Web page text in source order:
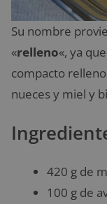
Su nombre
«relleno«, ya
compacto
nueces y miel y
420 g de
100 g de